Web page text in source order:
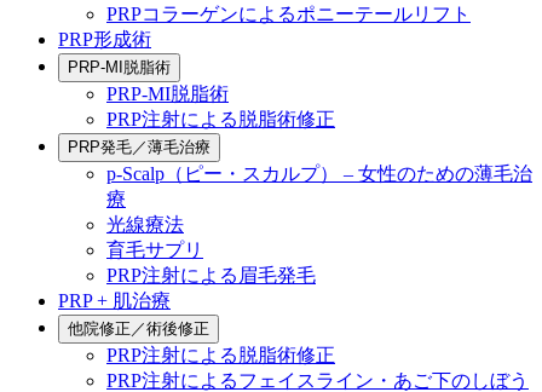
PRPコラーゲンによるポニーテールリフト
PRP形成術
PRP-MI脱脂術
PRP-MI脱脂術
PRP注射による脱脂術修正
PRP発毛／薄毛治療
p-Scalp（ピー・スカルプ） – 女性のための薄毛治
療
光線療法
育毛サプリ
PRP注射による眉毛発毛
PRP + 肌治療
他院修正／術後修正
PRP注射による脱脂術修正
PRP注射によるフェイスライン・あご下のしぼう